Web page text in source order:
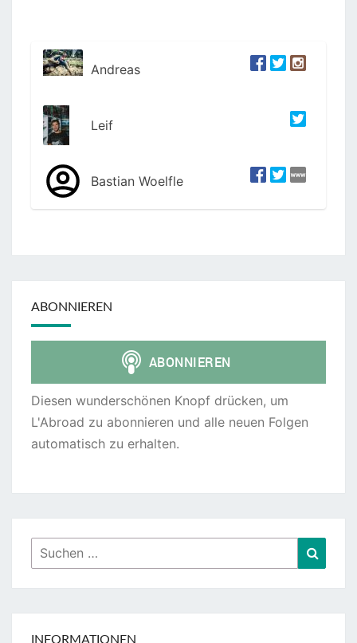
Andreas
Leif
Bastian Woelfle
ABONNIEREN
Diesen wunderschönen Knopf drücken, um
L'Abroad zu abonnieren und alle neuen Folgen
automatisch zu erhalten.
Suchen
nach:
INFORMATIONEN